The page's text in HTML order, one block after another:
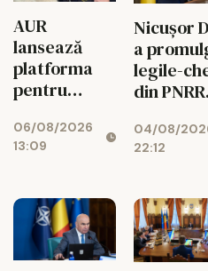
AUR
lansează
platforma
pentru
lui Nicușor
Dan
06/08/2026
13:09
Nicușor
a
legile-
din PNRR.
intră în
04/08/
22:12